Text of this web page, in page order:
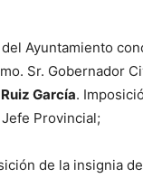
Ayuntamiento
Sr. Gobernador
García.
Jefe Provincial;
de la insignia